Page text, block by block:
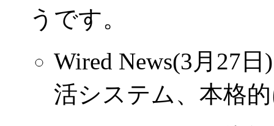
うです。
Wired News(3月27
活システム、本格